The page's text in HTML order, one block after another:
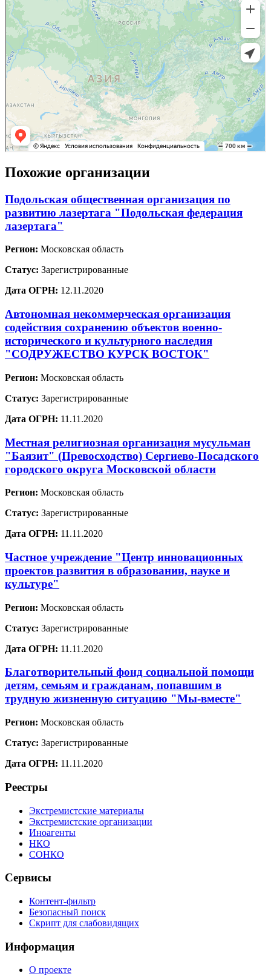
Похожие организации
Подольская общественная организация по
развитию лазертага "Подольская федерация
лазертага"
Регион: Московская область
Статус: Зарегистрированные
Дата ОГРН: 12.11.2020
Автономная некоммерческая организация
содействия сохранению объектов военно-
исторического и культурного наследия
"СОДРУЖЕСТВО КУРСК ВОСТОК"
Регион: Московская область
Статус: Зарегистрированные
Дата ОГРН: 11.11.2020
Местная религиозная организация мусульман
"Баязит" (Превосходство) Сергиево-Посадского
городского округа Московской области
Регион: Московская область
Статус: Зарегистрированные
Дата ОГРН: 11.11.2020
Частное учреждение "Центр инновационных
проектов развития в образовании, науке и
культуре"
Регион: Московская область
Статус: Зарегистрированные
Дата ОГРН: 11.11.2020
Благотворительный фонд социальной помощи
детям, семьям и гражданам, попавшим в
трудную жизненную ситуацию "Мы-вместе"
Регион: Московская область
Статус: Зарегистрированные
Дата ОГРН: 11.11.2020
Реестры
Экстремистские материалы
Экстремистские организации
Иноагенты
НКО
СОНКО
Сервисы
Контент-фильтр
Безопасный поиск
Скрипт для слабовидящих
Информация
О проекте